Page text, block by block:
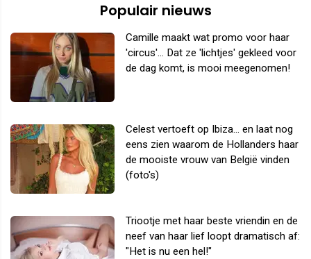
Populair nieuws
Camille maakt wat promo voor haar
'circus'... Dat ze 'lichtjes' gekleed voor
de dag komt, is mooi meegenomen!
Celest vertoeft op Ibiza... en laat nog
eens zien waarom de Hollanders haar
de mooiste vrouw van België vinden
(foto's)
Triootje met haar beste vriendin en de
neef van haar lief loopt dramatisch af:
"Het is nu een hel!"